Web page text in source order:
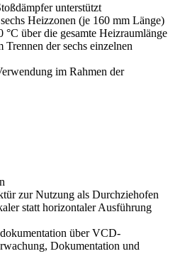
unterstützt
Heizzonen (je 160 mm Länge)
°C über die gesamte Heizraumlänge
Trennen der sechs einzelnen
im Rahmen der
zur Nutzung als Durchziehofen
statt horizontaler Ausführung
über VCD-
Dokumentation und